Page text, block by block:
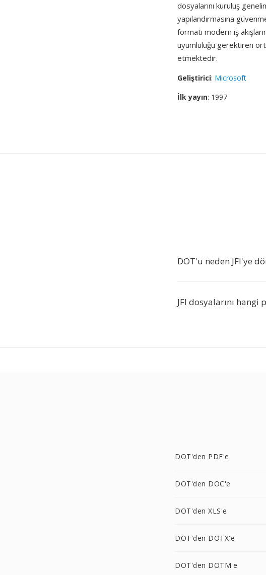
dosyalarını kuruluş
yapılandırmasına
formatı modern iş
uyumluluğu gerektiren
etmektedir.
Geliştirici: Microsoft
İlk yayın: 1997
DOT'u neden JFI'ye
JFI dosyalarını
DOT'den PDF'e
DOT'den DOC'e
DOT'den XLS'e
DOT'den DOTX'e
DOT'den DOTM'e